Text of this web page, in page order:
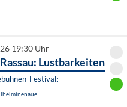
19:30 Uhr
Lustbarkeiten
Festival: